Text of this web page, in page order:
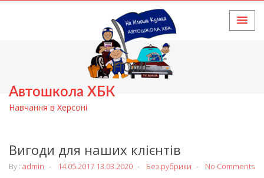
Автошкола ХБК
Навчання в Херсоні
HOME
Вигоди для наших клієнтів
By : admin 14.05.2017 13.03.2020 Без рубрики No Comments